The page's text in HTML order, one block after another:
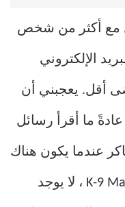
مع أكثر من شخص
الإلكتروني
أقل. يعجبني أن
ما أقرأ رسائل
عندما يكون هناك
القليل من الضوء. على عكس K-9 Mail ، لا يوجد